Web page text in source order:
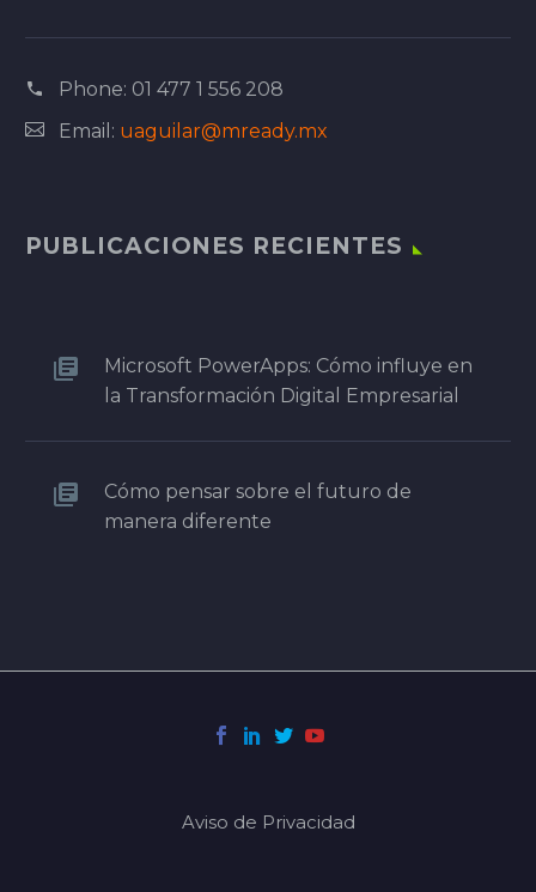
Phone: 01 477 1 556 208
Email: uaguilar@mready.mx
PUBLICACIONES RECIENTES
Microsoft PowerApps: Cómo influye en
la Transformación Digital Empresarial
Cómo pensar sobre el futuro de
manera diferente
Aviso de Privacidad